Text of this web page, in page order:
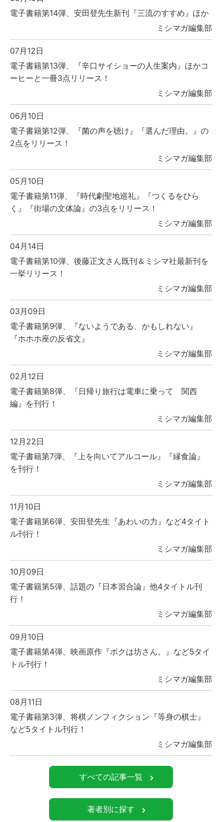
電子書籍第14弾、安田登先生新刊『三流のすすめ』ほか
ミシマガ編集部
07月12日
電子書籍第13弾、『辛口サイショーの人生案内』ほかコ
ーヒーと一冊3点リリース！
ミシマガ編集部
06月10日
電子書籍第12弾、『菌の声を聴け』『選んだ理由。』の
2点をリリース！
ミシマガ編集部
05月10日
電子書籍第11弾、『時代劇聖地巡礼』『つくるをひら
く』『街場の文体論』の3点をリリース！
ミシマガ編集部
04月14日
電子書籍第10弾、後藤正文さん既刊＆ミシマ社最新刊を
一挙リリース！
ミシマガ編集部
03月09日
電子書籍第9弾、『ないようである、かもしれない』
『ホホホ座の反省文』
ミシマガ編集部
02月12日
電子書籍第8弾、『日帰り旅行は電車に乗って 関西
編』を刊行！
ミシマガ編集部
12月22日
電子書籍第7弾、『上を向いてアルコール』『縁食論』
を刊行！
ミシマガ編集部
11月10日
電子書籍第6弾、安田登先生『あわいの力』など4タイト
ル刊行！
ミシマガ編集部
10月09日
電子書籍第5弾、話題の『日本習合論』他4タイトル刊
行！
ミシマガ編集部
09月10日
電子書籍第4弾、映画原作『ボクは坊さん。』など5タイ
トル刊行！
ミシマガ編集部
08月11日
電子書籍第3弾、将棋ノンフィクション『等身の棋士』
など5タイトル刊行！
ミシマガ編集部
すべての記事一覧
著者別に探す